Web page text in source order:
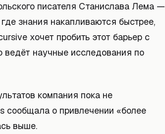
писателя Станислава Лема —
знания накапливаются быстрее,
хочет пробить этот барьер с
научные исследования по
компания пока не
сообщала о привлечении «более
выше.